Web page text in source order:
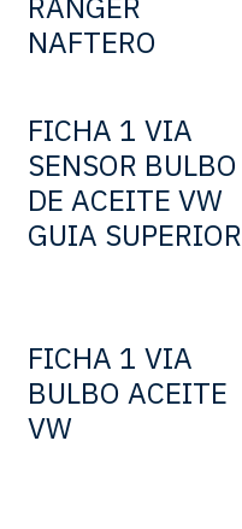
NAFTERO
FICHA 1 VIA
SENSOR BULBO
DE ACEITE VW
GUIA SUPERIOR
FICHA 1 VIA
BULBO ACEITE
VW